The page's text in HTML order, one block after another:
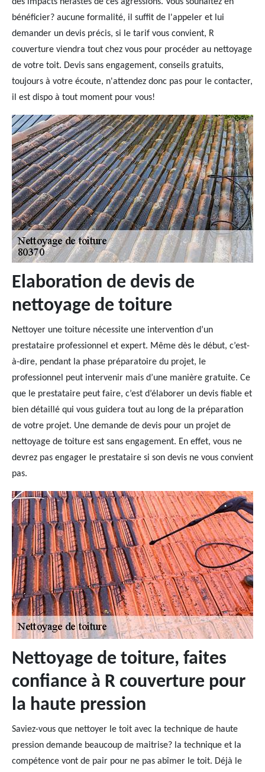
bénéficier? aucune formalité, il suffit de l'appeler et lui
demander un devis précis, si le tarif vous convient, R
couverture viendra tout chez vous pour procéder au nettoyage
de votre toit. Devis sans engagement, conseils gratuits,
toujours à votre écoute, n'attendez donc pas pour le contacter,
il est dispo à tout moment pour vous!
Elaboration de devis de
nettoyage de toiture
Nettoyer une toiture nécessite une intervention d’un
prestataire professionnel et expert. Même dès le début, c’est-
à-dire, pendant la phase préparatoire du projet, le
professionnel peut intervenir mais d’une manière gratuite. Ce
que le prestataire peut faire, c’est d’élaborer un devis fiable et
bien détaillé qui vous guidera tout au long de la préparation
de votre projet. Une demande de devis pour un projet de
nettoyage de toiture est sans engagement. En effet, vous ne
devrez pas engager le prestataire si son devis ne vous convient
pas.
Nettoyage de toiture, faites
confiance à R couverture pour
la haute pression
Saviez-vous que nettoyer le toit avec la technique de haute
pression demande beaucoup de maitrise? la technique et la
compétence vont de pair pour ne pas abîmer le toit. Déjà le